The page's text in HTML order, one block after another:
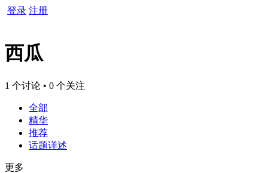
登录 注册
西瓜
1 个讨论 • 0 个关注
全部
精华
推荐
话题详述
更多